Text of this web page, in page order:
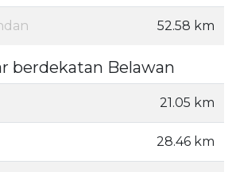
52.58 km
berdekatan Belawan
21.05 km
28.46 km